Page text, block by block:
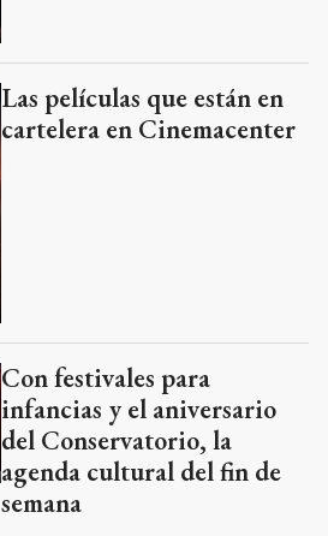
Las películas que están en
cartelera en Cinemacenter
Con festivales para
infancias y el aniversario
del Conservatorio, la
agenda cultural del fin de
semana